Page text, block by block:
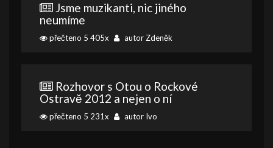
Jsme muzikanti, nic jiného
neumíme
přečteno 5 405x autor Zdeněk
Rozhovor s Otou o Rockové
Ostravě 2012 a nejen o ní
přečteno 5 231x autor Ivo